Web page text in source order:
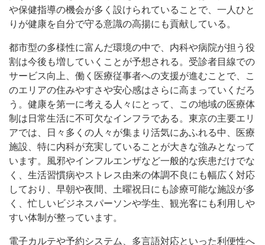
や保健指導の機会が多く設けられていることで、一人ひと
りが健康を自分で守る意識の高揚にも貢献している。
都市型の多様性に富んだ環境の中で、内科や病院が担う役
割は今後も増していくことが予想される。受診者目線での
サービス向上、働く医療従事者への支援が進むことで、こ
のエリアの住みやすさや安心感はさらに高まっていくだろ
う。健康を第一に考える人々にとって、この地域の医療体
制は日常生活に不可欠なインフラである。東京の主要エリ
アでは、日々多くの人々が集まり活気にあふれる中、医療
施設、特に内科が充実していることが大きな強みとなって
います。風邪やインフルエンザなど一般的な疾患だけでな
く、生活習慣病やストレス由来の体調不良にも幅広く対応
しており、早朝や夜間、土曜祝日にも診療可能な施設が多
く、忙しいビジネスパーソンや学生、観光客にも利用しや
すい体制が整っています。
電子カルテや予約システム、多言語対応といった利便性へ